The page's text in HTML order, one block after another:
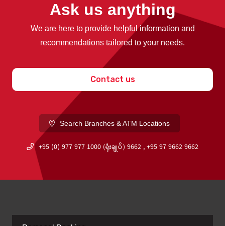
Ask us anything
We are here to provide helpful information and
recommendations tailored to your needs.
Contact us
Search Branches & ATM Locations
+95 (0) 977 977 1000 (ရုံးချုပ်) 9662 , +95 97 9662 9662